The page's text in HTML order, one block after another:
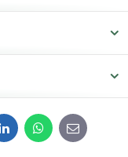
LinkedInWhatsApp
E-
mail